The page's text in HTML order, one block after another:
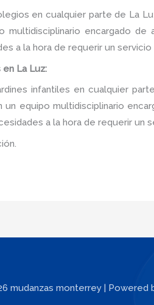
en cualquier parte de La
multidisciplinario encargado
a la hora de requerir un servicio
La Luz:
infantiles en cualquier
equipo multidisciplinario
a la hora de requerir un
mudanzas monterrey | Powered